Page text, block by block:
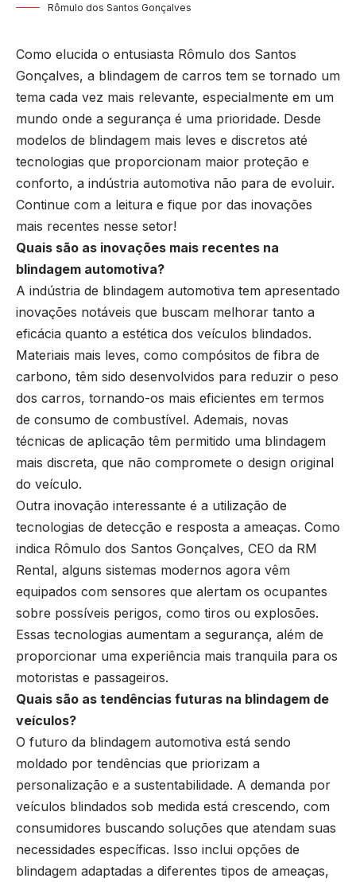
Rômulo dos Santos Gonçalves
Como elucida o entusiasta Rômulo dos Santos
Gonçalves, a blindagem de carros tem se tornado um
tema cada vez mais relevante, especialmente em um
mundo onde a segurança é uma prioridade. Desde
modelos de blindagem mais leves e discretos até
tecnologias que proporcionam maior proteção e
conforto, a indústria automotiva não para de evoluir.
Continue com a leitura e fique por das inovações
mais recentes nesse setor!
Quais são as inovações mais recentes na
blindagem automotiva?
A indústria de blindagem automotiva tem apresentado
inovações notáveis que buscam melhorar tanto a
eficácia quanto a estética dos veículos blindados.
Materiais mais leves, como compósitos de fibra de
carbono, têm sido desenvolvidos para reduzir o peso
dos carros, tornando-os mais eficientes em termos
de consumo de combustível. Ademais, novas
técnicas de aplicação têm permitido uma blindagem
mais discreta, que não compromete o design original
do veículo.
Outra inovação interessante é a utilização de
tecnologias de detecção e resposta a ameaças. Como
indica Rômulo dos Santos Gonçalves, CEO da RM
Rental, alguns sistemas modernos agora vêm
equipados com sensores que alertam os ocupantes
sobre possíveis perigos, como tiros ou explosões.
Essas tecnologias aumentam a segurança, além de
proporcionar uma experiência mais tranquila para os
motoristas e passageiros.
Quais são as tendências futuras na blindagem de
veículos?
O futuro da blindagem automotiva está sendo
moldado por tendências que priorizam a
personalização e a sustentabilidade. A demanda por
veículos blindados sob medida está crescendo, com
consumidores buscando soluções que atendam suas
necessidades específicas. Isso inclui opções de
blindagem adaptadas a diferentes tipos de ameaças,